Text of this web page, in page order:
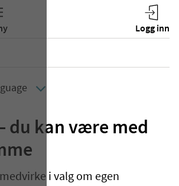
du kan være med
i valg om egen